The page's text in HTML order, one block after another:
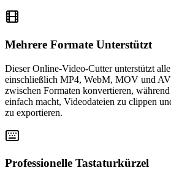
Mehrere Formate Unterstützt
Dieser Online-Video-Cutter unterstützt
einschließlich MP4, WebM, MOV und
zwischen Formaten konvertieren,
einfach macht, Videodateien zu clippen
zu exportieren.
Professionelle Tastaturkürzel